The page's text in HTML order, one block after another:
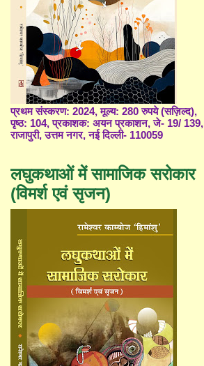
प्रथम संस्करण: 2024, मूल्य: 280 रुपये (सज़िल्द),
पृष्ठ: 104, प्रकाशक: अयन प्रकाशन, जे- 19/ 139,
राजापुरी, उत्तम नगर, नई दिल्ली- 110059
लघुकथाओं में सामाजिक सरोकार
(विमर्श एवं सृजन)